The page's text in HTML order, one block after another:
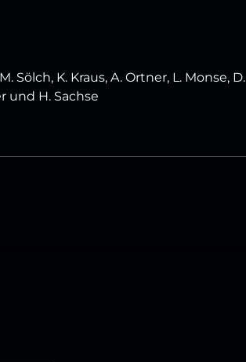
Sölch, K. Kraus, A. Ortner, L. Monse, D.
und H. Sachse